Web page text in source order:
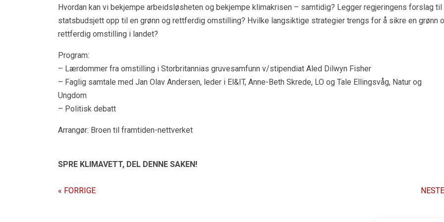
Hvordan kan vi bekjempe arbeidsløsheten og bekjempe klimakrisen – samtidig? Legger regjeringens forslag til
statsbudsjett opp til en grønn og rettferdig omstilling? Hvilke langsiktige strategier trengs for å sikre en grønn
rettferdig omstilling i landet?
Program:
– Lærdommer fra omstilling i Storbritannias gruvesamfunn v/stipendiat Aled Dilwyn Fisher
– Faglig samtale med Jan Olav Andersen, leder i El&IT, Anne-Beth Skrede, LO og Tale Ellingsvåg, Natur og
Ungdom
– Politisk debatt
Arrangør: Broen til framtiden-nettverket
SPRE KLIMAVETT, DEL DENNE SAKEN!
« FORRIGE